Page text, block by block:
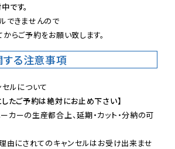
です。
できませんので
らご予約をお願い致します。
る注意事項
したご予約は絶対にお止め下さい】
カーの生産都合上、延期・カット・分納の可
理由にされてのキャンセルはお受け出来ませ